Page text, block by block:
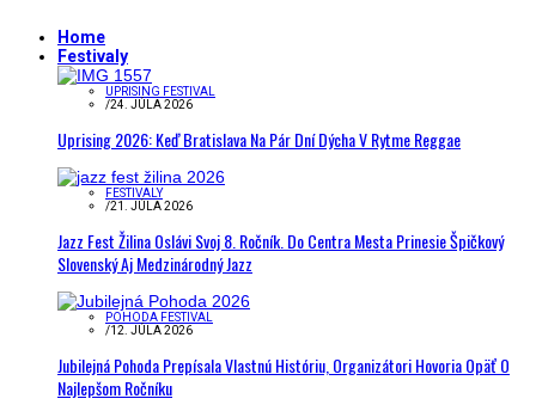
Home
Festivaly
UPRISING FESTIVAL
/24. JÚLA 2026
Uprising 2026: Keď Bratislava Na Pár Dní Dýcha V Rytme Reggae
FESTIVALY
/21. JÚLA 2026
Jazz Fest Žilina Oslávi Svoj 8. Ročník. Do Centra Mesta Prinesie Špičkový
Slovenský Aj Medzinárodný Jazz
POHODA FESTIVAL
/12. JÚLA 2026
Jubilejná Pohoda Prepísala Vlastnú Históriu, Organizátori Hovoria Opäť O
Najlepšom Ročníku